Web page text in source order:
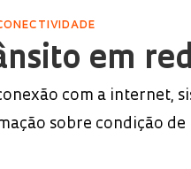
em
com a internet,
sobre condição